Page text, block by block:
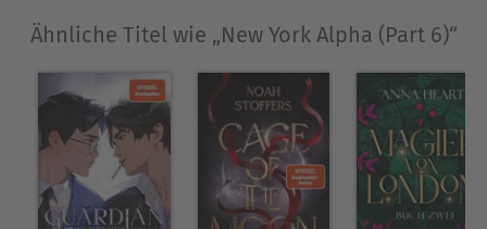
Ähnliche Titel wie „New York Alpha (Part 6)“